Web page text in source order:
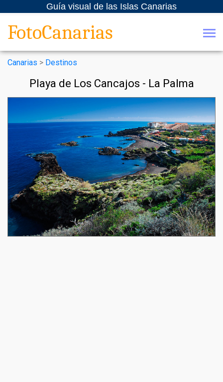
Guía visual de las Islas Canarias
FotoCanarias
Canarias > Destinos
Playa de Los Cancajos - La Palma